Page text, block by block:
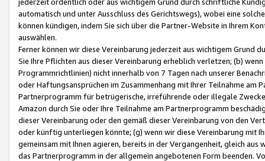
automatisch und unter Ausschluss des Gerichtswegs), wobei eine
können kündigen, indem Sie sich über die Partner-Website in Ihrem
auswählen.
Ferner können wir diese Vereinbarung jederzeit aus wichtigem Grund
Sie Ihre Pflichten aus dieser Vereinbarung erheblich verletzen; (b)
Programmrichtlinien) nicht innerhalb von 7 Tagen nach unserer
oder Haftungsansprüchen im Zusammenhang mit Ihrer Teilnahme am
Partnerprogramm für betrügerische, irreführende oder illegale
Amazon durch Sie oder Ihre Teilnahme am Partnerprogramm
dieser Vereinbarung oder den gemäß dieser Vereinbarung von den
oder künftig unterliegen könnte; (g) wenn wir diese Vereinbarung mit
gemeinsam mit Ihnen agieren, bereits in der Vergangenheit, gleich
das Partnerprogramm in der allgemein angebotenen Form beenden.